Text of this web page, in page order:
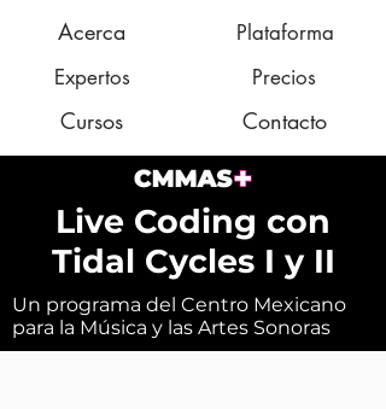
Acerca
Expertos
Cursos
Plataforma
Precios
Contacto
Live Coding con
Tidal Cycles I y II
Un programa del Centro Mexicano
para la Música y las Artes Sonoras